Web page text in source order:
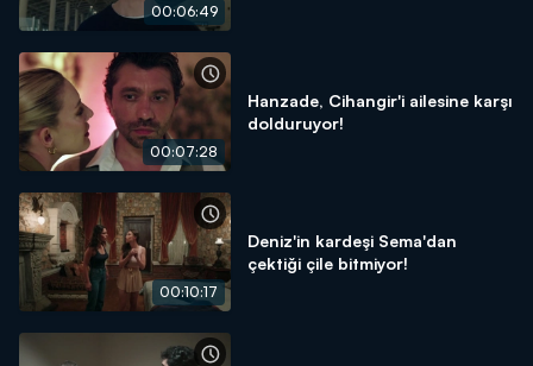
00:06:49
00:07:28
Hanzade, Cihangir'i ailesine karşı
dolduruyor!
00:10:17
Deniz'in kardeşi Sema'dan
çektiği çile bitmiyor!